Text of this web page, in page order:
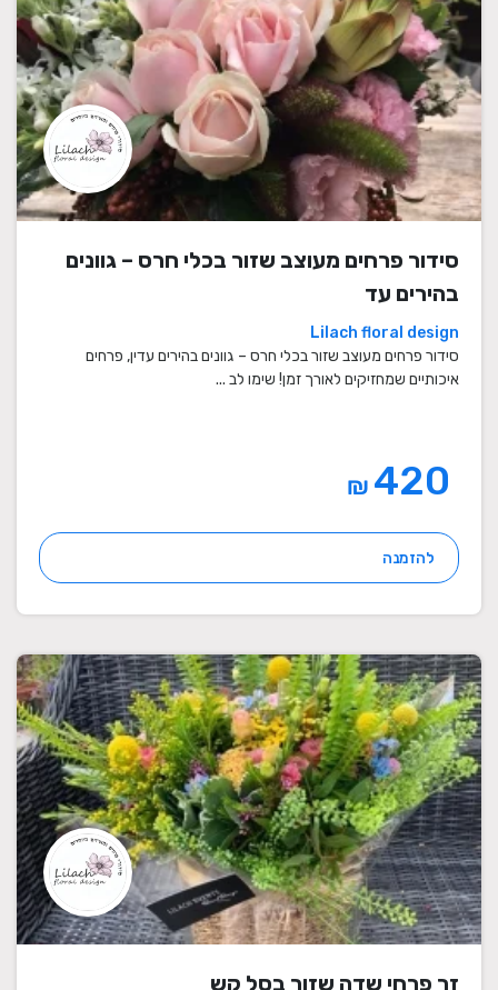
סידור פרחים מעוצב שזור בכלי חרס – גוונים
בהירים עד
Lilach floral design
סידור פרחים מעוצב שזור בכלי חרס – גוונים בהירים עדין, פרחים
איכותיים שמחזיקים לאורך זמן! שימו לב ...
₪
להזמנה
זר פרחי שדה שזור בסל קש